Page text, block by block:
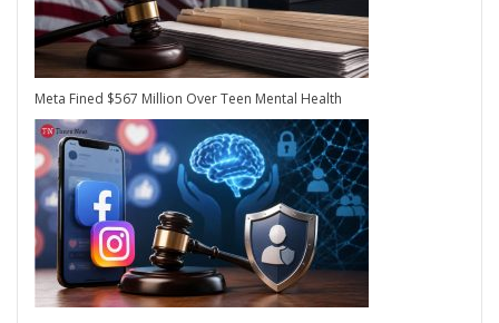
Meta Fined $567 Million Over Teen Mental Health